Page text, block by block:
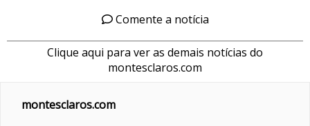
Comente a notícia
Clique aqui para ver as demais notícias do
montesclaros.com
montesclaros.com